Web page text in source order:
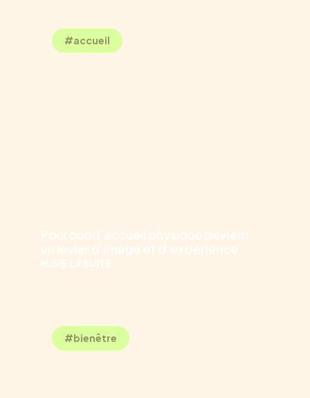
#accueil
Pourquoi l’accueil physique devient
un levier d’image et d’expérience
LIRE LA SUITE
#bienêtre